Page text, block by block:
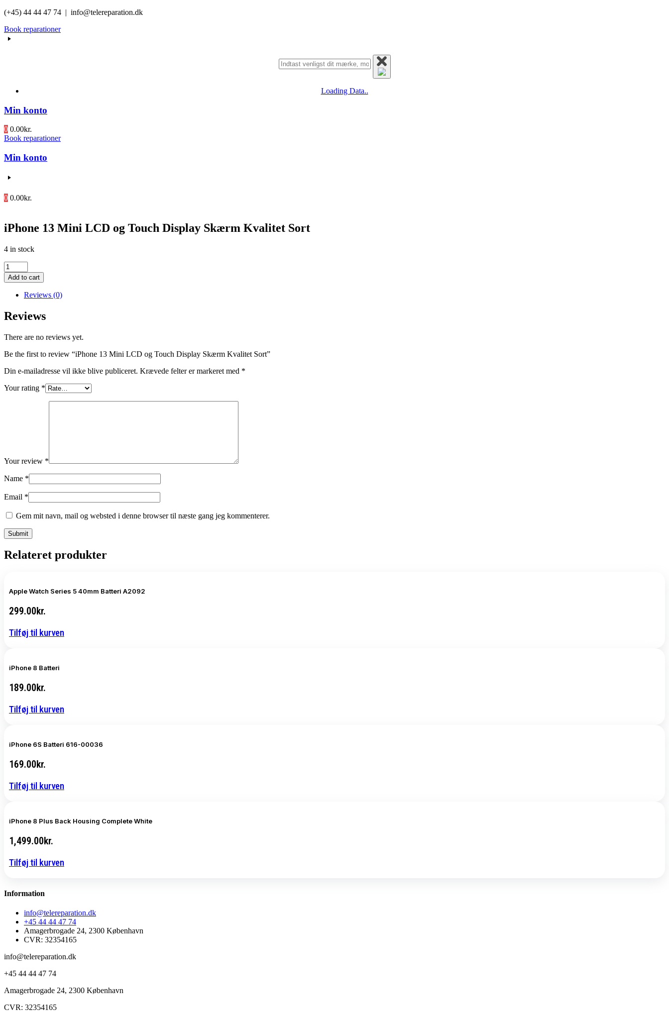
Videre
indhold
(+45) 44 44 47 74 | info@telereparation.dk
Book reparationer
Loading Data..
Min konto
0 0.00kr.
Book reparationer
Min konto
0 0.00kr.
iPhone 13 Mini LCD og Touch Display Skærm Kvalitet Sort
4 in stock
iPhone
13
Mini
LCD
Touch
Display
Kvalitet
quantity
Add to cart
Reviews (0)
Reviews
There are no reviews yet.
Be the first to review “iPhone 13 Mini LCD og Touch Display Skærm Kvalitet Sort”
Din e-mailadresse vil ikke blive publiceret. Krævede felter er markeret med *
Your rating *
Your review *
Name *
Email *
Gem mit navn, mail og websted i denne browser til næste gang jeg kommenterer.
Relateret produkter
Apple Watch Series 5 40mm Batteri A2092
299.00kr.
Tilføj til kurven
iPhone 8 Batteri
189.00kr.
Tilføj til kurven
iPhone 6S Batteri 616-00036
169.00kr.
Tilføj til kurven
iPhone 8 Plus Back Housing Complete White
1,499.00kr.
Tilføj til kurven
Information
info@telereparation.dk
+45 44 44 47 74
Amagerbrogade 24, 2300 København
CVR: 32354165
info@telereparation.dk
+45 44 44 47 74
Amagerbrogade 24, 2300 København
CVR: 32354165